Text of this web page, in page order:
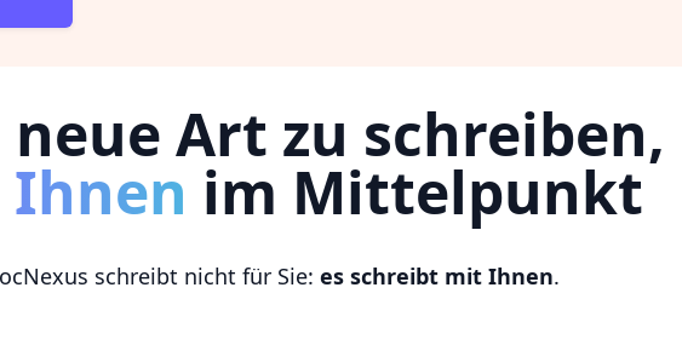
neue Art zu schreiben,
im Mittelpunkt
schreibt nicht für Sie: es schreibt mit Ihnen.